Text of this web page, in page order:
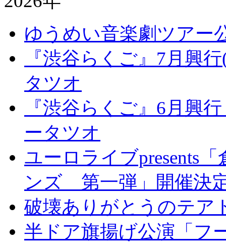
ゆうめい音楽劇ツアー
『渋谷らくご』7月興
タツオ
『渋谷らくご』6月興
ータツオ
ユーロライブpresents
ンズ 第一弾」開催決
破壊ありがとうのテア
半ドア旗揚げ公演「フ